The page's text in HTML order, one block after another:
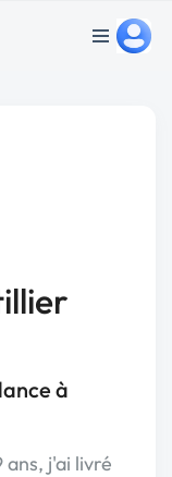
à
ans, j'ai livré